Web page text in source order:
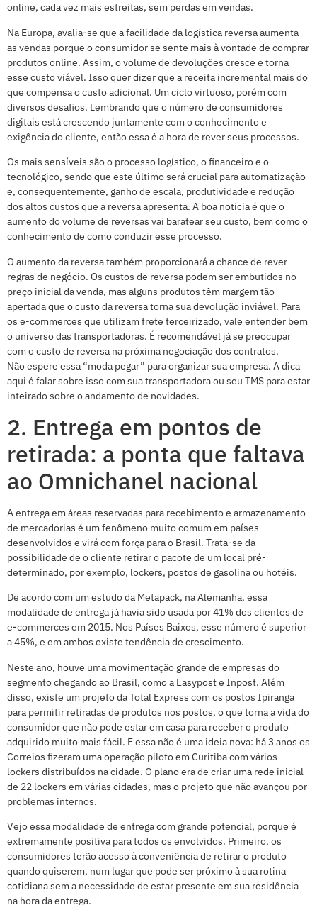
online, cada vez mais estreitas, sem perdas em vendas.
Na Europa, avalia-se que a facilidade da logística reversa aumenta
as vendas porque o consumidor se sente mais à vontade de comprar
produtos online. Assim, o volume de devoluções cresce e torna
esse custo viável. Isso quer dizer que a receita incremental mais do
que compensa o custo adicional. Um ciclo virtuoso, porém com
diversos desafios. Lembrando que o número de consumidores
digitais está crescendo juntamente com o conhecimento e
exigência do cliente, então essa é a hora de rever seus processos.
Os mais sensíveis são o processo logístico, o financeiro e o
tecnológico, sendo que este último será crucial para automatização
e, consequentemente, ganho de escala, produtividade e redução
dos altos custos que a reversa apresenta. A boa notícia é que o
aumento do volume de reversas vai baratear seu custo, bem como o
conhecimento de como conduzir esse processo.
O aumento da reversa também proporcionará a chance de rever
regras de negócio. Os custos de reversa podem ser embutidos no
preço inicial da venda, mas alguns produtos têm margem tão
apertada que o custo da reversa torna sua devolução inviável. Para
os e-commerces que utilizam frete terceirizado, vale entender bem
o universo das transportadoras. É recomendável já se preocupar
com o custo de reversa na próxima negociação dos contratos.
Não espere essa “moda pegar” para organizar sua empresa. A dica
aqui é falar sobre isso com sua transportadora ou seu TMS para estar
inteirado sobre o andamento de novidades.
2. Entrega em pontos de
retirada: a ponta que faltava
ao Omnichanel nacional
A entrega em áreas reservadas para recebimento e armazenamento
de mercadorias é um fenômeno muito comum em países
desenvolvidos e virá com força para o Brasil. Trata-se da
possibilidade de o cliente retirar o pacote de um local pré-
determinado, por exemplo, lockers, postos de gasolina ou hotéis.
De acordo com um estudo da Metapack, na Alemanha, essa
modalidade de entrega já havia sido usada por 41% dos clientes de
e-commerces em 2015. Nos Países Baixos, esse número é superior
a 45%, e em ambos existe tendência de crescimento.
Neste ano, houve uma movimentação grande de empresas do
segmento chegando ao Brasil, como a Easypost e Inpost. Além
disso, existe um projeto da Total Express com os postos Ipiranga
para permitir retiradas de produtos nos postos, o que torna a vida do
consumidor que não pode estar em casa para receber o produto
adquirido muito mais fácil. E essa não é uma ideia nova: há 3 anos os
Correios fizeram uma operação piloto em Curitiba com vários
lockers distribuídos na cidade. O plano era de criar uma rede inicial
de 22 lockers em várias cidades, mas o projeto que não avançou por
problemas internos.
Vejo essa modalidade de entrega com grande potencial, porque é
extremamente positiva para todos os envolvidos. Primeiro, os
consumidores terão acesso à conveniência de retirar o produto
quando quiserem, num lugar que pode ser próximo à sua rotina
cotidiana sem a necessidade de estar presente em sua residência
na hora da entrega.